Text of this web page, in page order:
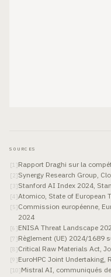
SOURCES
[1 ]Rapport Draghi sur la
[2]Synergy Research Group,
[ 3]Stanford AI Index 2024,
[4 ]Atomico, State of European
[5]Commission européenne,
2024
[6 ]ENISA Threat Landscape
[7 ]Règlement (UE) 2024/1689
[8]Critical Raw Materials Act,
[9 ]EuroHPC Joint Undertaking,
[10]Mistral AI, communiqués